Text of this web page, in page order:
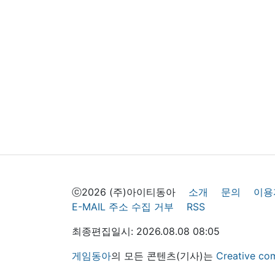
ⓒ2026 (주)아이티동아 소개 문의
이
E-MAIL 주소 수집 거부
RSS
최종편집일시: 2026.08.08 08:05
게임동아의 모든 콘텐츠(기사)는 Creative